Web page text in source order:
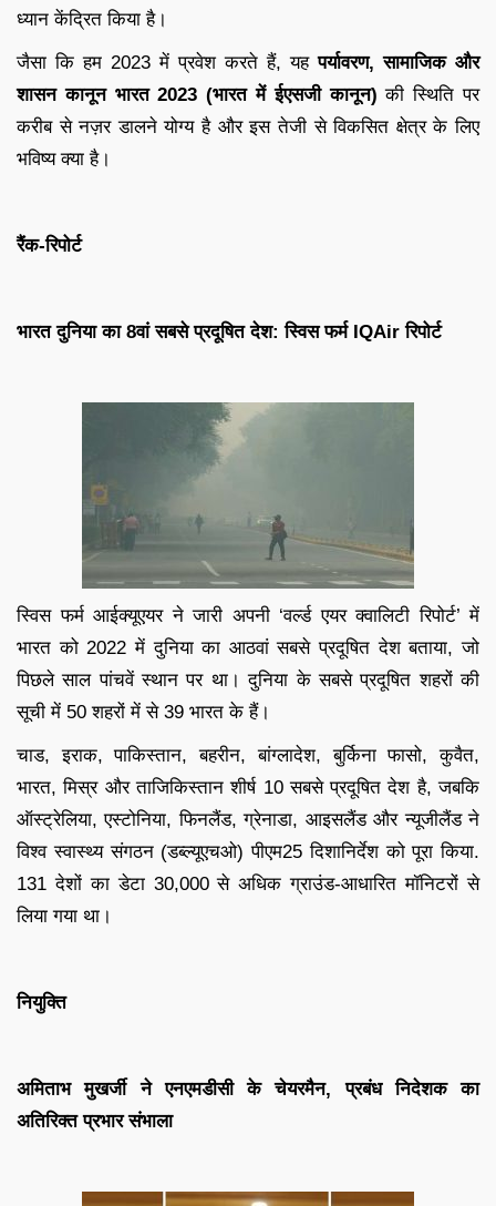
ध्यान केंद्रित किया है।
जैसा कि हम 2023 में प्रवेश करते हैं, यहपर्यावरण, सामाजिक और
शासन कानून भारत 2023 (भारत में ईएसजी कानून) की स्थिति पर
करीब से नज़र डालने योग्य है और इस तेजी से विकसित क्षेत्र के लिए
भविष्य क्या है।
रैंक-रिपोर्ट
भारत दुनिया का 8वां सबसे प्रदूषित देश: स्विस फर्म IQAir रिपोर्ट
स्विस फर्म आईक्यूएयर ने जारी अपनी ‘वर्ल्ड एयर क्वालिटी रिपोर्ट’ में
भारत को 2022 में दुनिया का आठवां सबसे प्रदूषित देश बताया, जो
पिछले साल पांचवें स्थान पर था। दुनिया के सबसे प्रदूषित शहरों की
सूची में 50 शहरों में से 39 भारत के हैं।
चाड, इराक, पाकिस्तान, बहरीन, बांग्लादेश, बुर्किना फासो, कुवैत,
भारत, मिस्र और ताजिकिस्तान शीर्ष 10 सबसे प्रदूषित देश है, जबकि
ऑस्ट्रेलिया, एस्टोनिया, फिनलैंड, ग्रेनाडा, आइसलैंड और न्यूजीलैंड ने
विश्व स्वास्थ्य संगठन (डब्ल्यूएचओ) पीएम25 दिशानिर्देश को पूरा किया.
131 देशों का डेटा 30,000 से अधिक ग्राउंड-आधारित मॉनिटरों से
लिया गया था।
नियुक्ति
अमिताभ मुखर्जी ने एनएमडीसी के चेयरमैन, प्रबंध निदेशक का
अतिरिक्त प्रभार संभाला